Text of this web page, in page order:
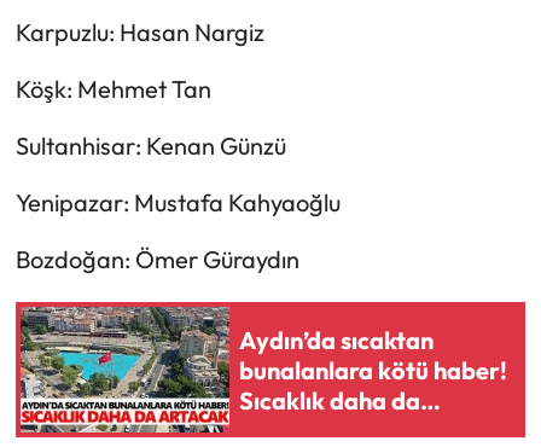
Karpuzlu: Hasan Nargiz
Köşk: Mehmet Tan
Sultanhisar: Kenan Günzü
Yenipazar: Mustafa Kahyaoğlu
Bozdoğan: Ömer Güraydın
Aydın’da sıcaktan
bunalanlara kötü haber!
Sıcaklık daha da
artacak